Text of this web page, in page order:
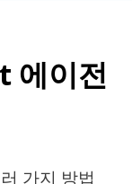
에이전
가지 방법